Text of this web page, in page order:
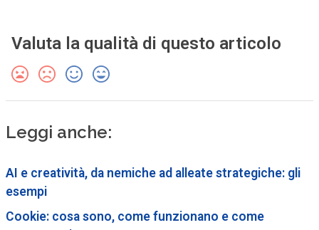
Valuta la qualità di questo articolo
Leggi anche:
AI e creatività, da nemiche ad alleate strategiche: gli
esempi
Cookie: cosa sono, come funzionano e come